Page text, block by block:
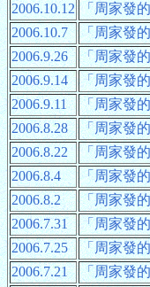
2006.10.12 「周家發
2006.10.7
「周家發
2006.9.26
「周家發
2006.9.14
「周家發
2006.9.11
「周家發
2006.8.28
「周家發
2006.8.22
「周家發
2006.8.4
「周家發
2006.8.2
「周家發
2006.7.31
「周家發
2006.7.25
「周家發
2006.7.21
「周家發